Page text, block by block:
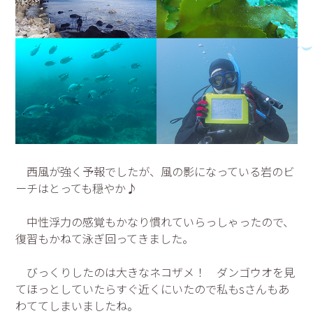
西風が強く予報でしたが、風の影になっている岩のビ
ーチはとっても穏やか♪
中性浮力の感覚もかなり慣れていらっしゃったので、
復習もかねて泳ぎ回ってきました。
びっくりしたのは大きなネコザメ！ ダンゴウオを見
てほっとしていたらすぐ近くにいたので私もsさんもあ
わててしまいましたね。